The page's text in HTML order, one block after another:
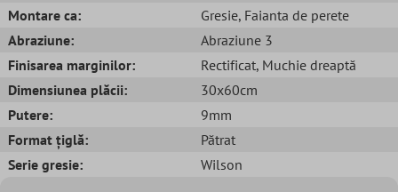
Montare ca:
Gresie, Faianta de perete
Abraziune:
Abraziune 3
Finisarea marginilor:
Rectificat, Muchie dreaptă
Dimensiunea plăcii:
30x60cm
Putere:
9mm
Format țiglă:
Pătrat
Serie gresie:
Wilson